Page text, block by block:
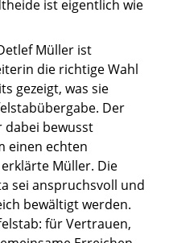
ist eigentlich wie
Müller ist
die richtige Wahl
gezeigt, was sie
Der
dabei bewusst
einen echten
Müller. Die
sei anspruchsvoll und
bewältigt werden.
für Vertrauen,